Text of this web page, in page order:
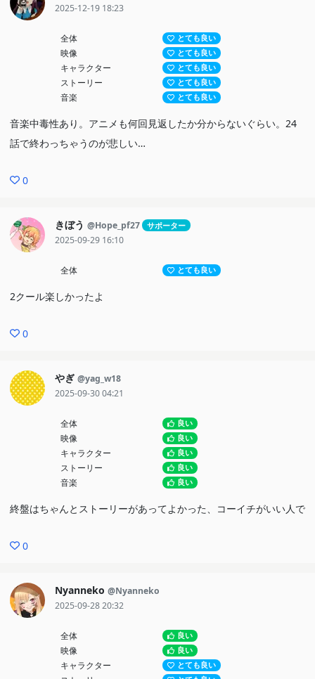
2025-12-19 18:23
全体 とても良い
映像 とても良い
キャラクター とても良い
ストーリー とても良い
音楽 とても良い
音楽中毒性あり。アニメも何回見返したか分からないぐらい。24
話で終わっちゃうのが悲しい…
0
きぼう @Hope_pf27 サポーター
2025-09-29 16:10
全体 とても良い
2クール楽しかったよ
0
やぎ @yag_w18
2025-09-30 04:21
全体 良い
映像 良い
キャラクター 良い
ストーリー 良い
音楽 良い
終盤はちゃんとストーリーがあってよかった、コーイチがいい人で
0
Nyanneko @Nyanneko
2025-09-28 20:32
全体 良い
映像 良い
キャラクター とても良い